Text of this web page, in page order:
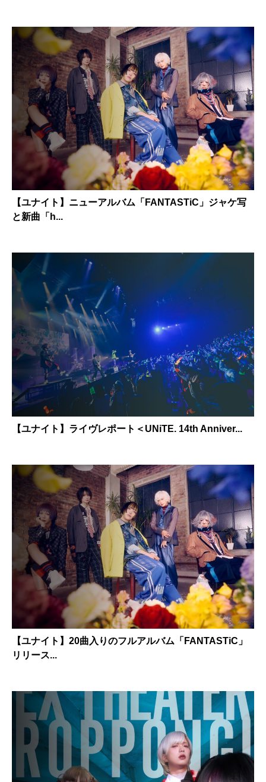
【ユナイト】ニューアルバム「FANTASTiC」ジャケ写
と新曲「h...
【ユナイト】ライヴレポート＜UNiTE. 14th Anniver...
【ユナイト】20曲入りのフルアルバム「FANTASTiC」
リリース...